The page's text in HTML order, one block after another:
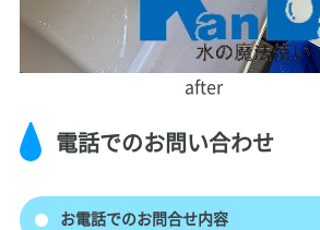
after
電話でのお問い合わせ
お電話でのお問合せ内容